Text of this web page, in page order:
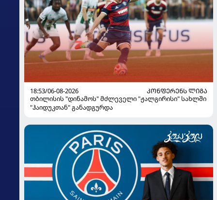
18:53/06-08-2026
ᲙᲝᲜᲤᲔᲠᲔᲜᲡ ᲚᲘᲒᲐ
თბილისის "დინამოს" მძლეველი "ჟალგირისი" სახლში
"ჰაიდუკთან" განადგურდა